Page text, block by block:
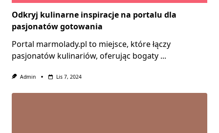
Odkryj kulinarne inspiracje na portalu dla
pasjonatów gotowania
Portal marmolady.pl to miejsce, które łączy
pasjonatów kulinariów, oferując bogaty ...
Admin Lis 7, 2024